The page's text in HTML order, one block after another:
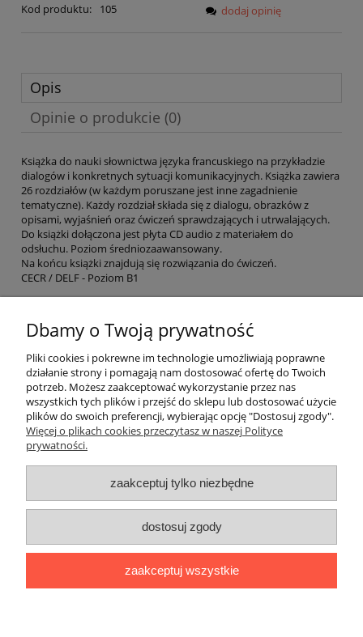
Kod produktu:
105
dodaj opinię
Opis
Opinie o produkcie (0)
Książka do nauki słownictwa języka francuskiego na przykładzie
dialogów i konkretnych sytuacji komunikacyjnych. Książka zawiera
26 rozdziałów (w każdym poruszane jest inne zagadnienie
tematyczne). Każdy rozdział składa się z dialogu, obrazków z
opisami, wyjaśnień oraz ćwiczeń sprawdzających i utrwalających.
Do książki dołączona jest płyta CD audio z materiałem do
odsłuchu. Poziom średniozaawansowany.
Na końcu książki znajdują się rozwiązania do ćwiczeń.
CECR / DELF - Poziom B1
ZAJRZYJ DO ŚRODKA
O nas
Płatności i dostawa
Moje konto
"Romanista" Internetowa Księgarnia Językowa 2025
Ul. Bolesława Limanowskiego 102 lok. 45, 91-042 Łódź |
424 186|biuro@romanista.edu.pl
Dbamy o Twoją prywatność
Pliki cookies i pokrewne im technologie umożliwiają poprawne
działanie strony i pomagają nam dostosować ofertę do Twoich
potrzeb. Możesz zaakceptować wykorzystanie przez nas
wszystkich tych plików i przejść do sklepu lub dostosować użycie
plików do swoich preferencji, wybierając opcję "Dostosuj zgody".
Więcej o plikach cookies przeczytasz w naszej Polityce
prywatności.
zaakceptuj tylko niezbędne
dostosuj zgody
zaakceptuj wszystkie